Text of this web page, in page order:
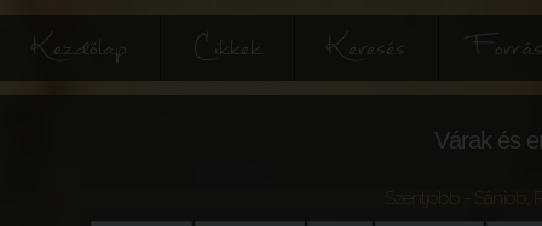
Kezdőlap Cikkek Keresés
Várak és
Szentjobb - Sâniob